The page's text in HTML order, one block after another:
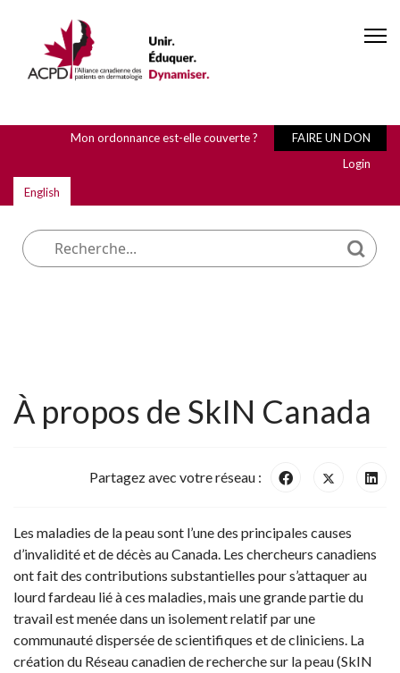
Mon ordonnance est-elle couverte ?
FAIRE UN DON
Login
English
Que cherchez-vous
À propos de SkIN Canada
Partagez avec votre réseau :
Les maladies de la peau sont l’une des principales causes
d’invalidité et de décès au Canada. Les chercheurs canadiens
ont fait des contributions substantielles pour s’attaquer au
lourd fardeau lié à ces maladies, mais une grande partie du
travail est menée dans un isolement relatif par une
communauté dispersée de scientifiques et de cliniciens. La
création du Réseau canadien de recherche sur la peau (SkIN